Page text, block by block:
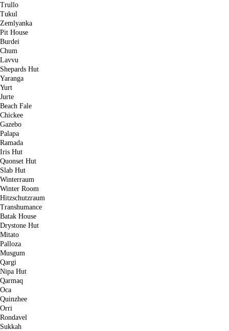
Trullo
Tukul
Zemlyanka
Pit House
Burdei
Chum
Lavvu
Shepards Hut
Yaranga
Yurt
Jurte
Beach Fale
Chickee
Gazebo
Palapa
Ramada
Iris Hut
Quonset Hut
Slab Hut
Winterraum
Winter Room
Hitzschutzraum
Transhumance
Batak House
Drystone Hut
Mitato
Palloza
Musgum
Qargi
Nipa Hut
Qarmaq
Oca
Quinzhee
Orri
Rondavel
Sukkah